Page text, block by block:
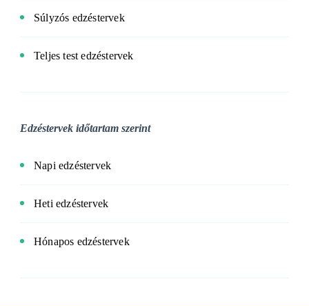
Súlyzós edzéstervek
Teljes test edzéstervek
Edzéstervek időtartam szerint
Napi edzéstervek
Heti edzéstervek
Hónapos edzéstervek